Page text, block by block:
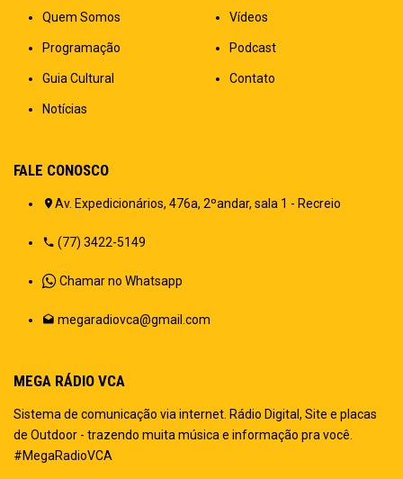
Quem Somos
Programação
Guia Cultural
Notícias
Vídeos
Podcast
Contato
FALE CONOSCO
Av. Expedicionários, 476a, 2ºandar, sala 1 - Recreio
(77) 3422-5149
Chamar no Whatsapp
megaradiovca@gmail.com
MEGA RÁDIO VCA
Sistema de comunicação via internet. Rádio Digital, Site e placas
de Outdoor - trazendo muita música e informação pra você.
#MegaRadioVCA